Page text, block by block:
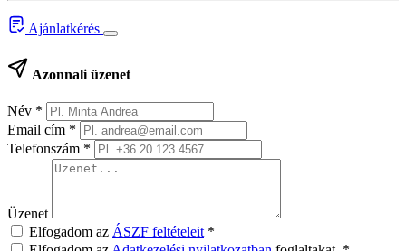
Ajánlatkérés
Azonnali üzenet
Név *
Email cím *
Telefonszám *
Üzenet
Elfogadom az ÁSZF feltételeit *